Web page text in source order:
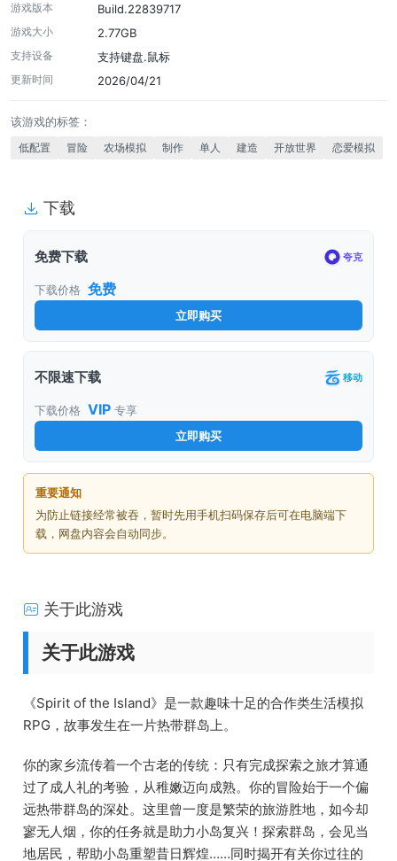
游戏版本 Build.22839717
游戏大小 2.77GB
支持设备 支持键盘.鼠标
更新时间 2026/04/21
该游戏的标签：
低配置 冒险 农场模拟 制作 单人 建造 开放世界 恋爱模拟
下载
免费下载 夸克
下载价格 免费
立即购买
不限速下载 移动
下载价格 VIP 专享
立即购买
重要通知
为防止链接经常被吞，暂时先用手机扫码保存后可在电脑端下
载，网盘内容会自动同步。
关于此游戏
关于此游戏
《Spirit of the Island》是一款趣味十足的合作类生活模拟
RPG，故事发生在一片热带群岛上。
你的家乡流传着一个古老的传统：只有完成探索之旅才算通
过了成人礼的考验，从稚嫩迈向成熟。你的冒险始于一个偏
远热带群岛的深处。这里曾一度是繁荣的旅游胜地，如今却
寥无人烟，你的任务就是助力小岛复兴！探索群岛，会见当
地居民，帮助小岛重塑昔日辉煌……同时揭开有关你过往的